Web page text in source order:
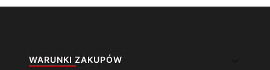
Linki w stopce
WARUNKI ZAKUPÓW